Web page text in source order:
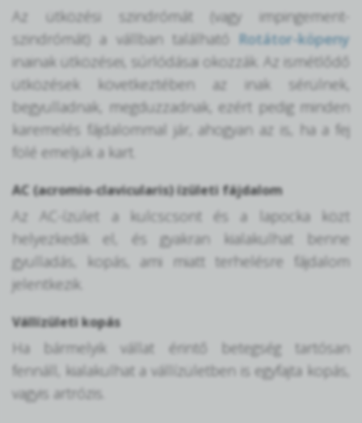
Az ütközési szindrómát (vagy impingement-
szindrómát) a vállban található Rotátor-köpeny
inainak ütközései, súrlódásai okozzák. Az ismétlődő
ütközések következtében az inak sérülnek,
begyulladnak, megduzzadnak, ezért pedig minden
karemelés fájdalommal jár, ahogyan az is, ha a fej
fölé emeljük a kart.
AC (acromio-clavicularis) ízületi fájdalom
Az AC-ízület a kulcscsont és a lapocka közt
helyezkedik el, és gyakran kialakulhat benne
gyulladás, kopás, ami miatt terhelésre fájdalom
jelentkezik.
Vállízületi kopás
Ha bármelyik vállat érintő betegség tartósan
fennáll, kialakulhat a vállízületben is egyfajta kopás,
vagyis artrózis.